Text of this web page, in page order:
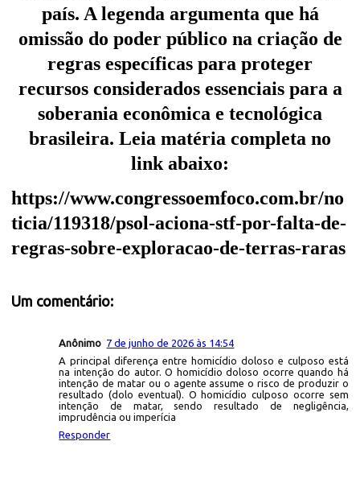
país. A legenda argumenta que há
omissão do poder público na criação de
regras específicas para proteger
recursos considerados essenciais para a
soberania econômica e tecnológica
brasileira. Leia matéria completa no
link abaixo:
https://www.congressoemfoco.com.br/no
ticia/119318/psol-aciona-stf-por-falta-de-
regras-sobre-exploracao-de-terras-raras
Um comentário:
Anônimo 7 de junho de 2026 às 14:54
A principal diferença entre homicídio doloso e culposo está
na intenção do autor. O homicídio doloso ocorre quando há
intenção de matar ou o agente assume o risco de produzir o
resultado (dolo eventual). O homicídio culposo ocorre sem
intenção de matar, sendo resultado de negligência,
imprudência ou imperícia
Responder